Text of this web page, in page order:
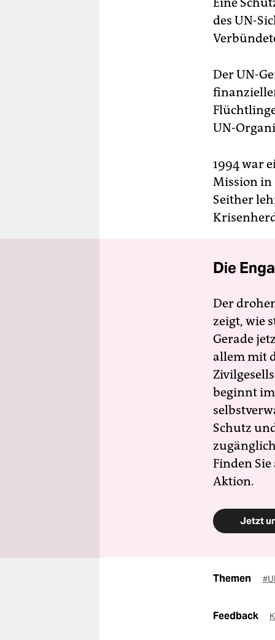
des UN-
Der UN-
UN-
1994 war
Mission in
Seither
Die
Der
zeigt, wie
Gerade
allem mit
beginnt
Schutz
Finden
Aktion.
Jetzt
Themen
Feedback